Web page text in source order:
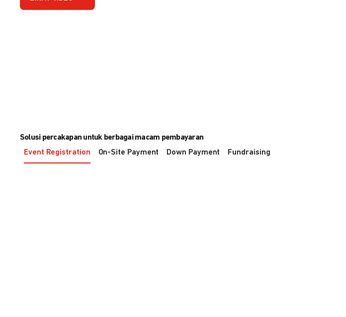
Solusi percakapan untuk berbagai macam pembayaran
Event Registration
On-Site Payment Down Payment Fundraising